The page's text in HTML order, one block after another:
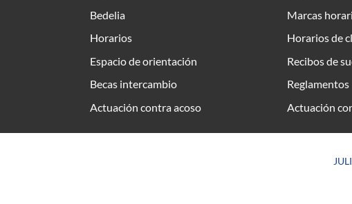
Bedelia
Horarios
Espacio de orientación
Becas intercambio
Actuación contra acoso
Marcas
Horarios de
Recibos de
Reglamentos
Actuación